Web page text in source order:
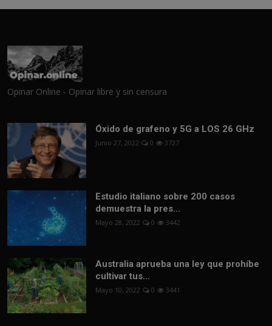
Opinar Online - Opinar libre y sin censura
Óxido de grafeno y 5G a LOS 26 GHz
Junio 27, 2022 0 3727
Estudio italiano sobre 200 casos
demuestra la pres...
Mayo 28, 2022 0 3442
Australia aprueba una ley que prohíbe
cultivar tus...
Mayo 10, 2022 0 3441